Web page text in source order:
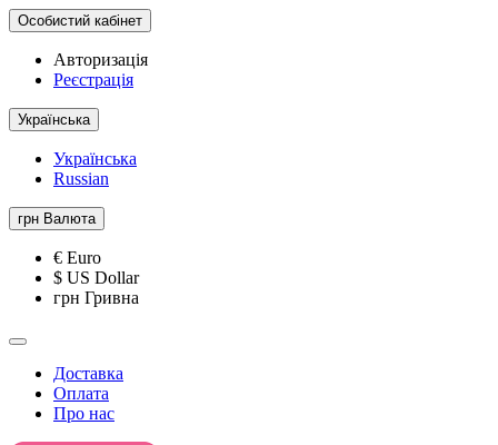
Особистий кабінет
Авторизація
Реєстрація
Українська
Українська
Russian
грн Валюта
€ Euro
$ US Dollar
грн Гривна
Доставка
Оплата
Про нас